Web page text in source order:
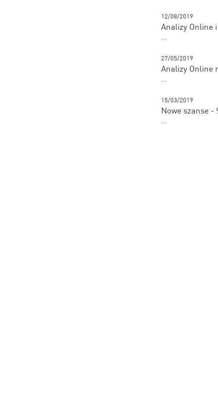
12/08/2019
Analizy Online
...
27/05/2019
Analizy Online
...
15/03/2019
Nowe szanse
...